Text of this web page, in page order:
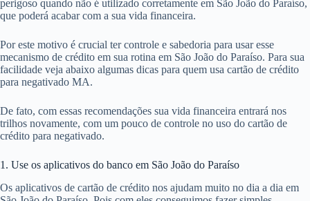
perigoso quando não é utilizado corretamente em São João do Paraíso,
que poderá acabar com a sua vida financeira.
Por este motivo é crucial ter controle e sabedoria para usar esse
mecanismo de crédito em sua rotina em São João do Paraíso. Para sua
facilidade veja abaixo algumas dicas para quem usa cartão de crédito
para negativado MA.
De fato, com essas recomendações sua vida financeira entrará nos
trilhos novamente, com um pouco de controle no uso do cartão de
crédito para negativado.
1. Use os aplicativos do banco em São João do Paraíso
Os aplicativos de cartão de crédito nos ajudam muito no dia a dia em